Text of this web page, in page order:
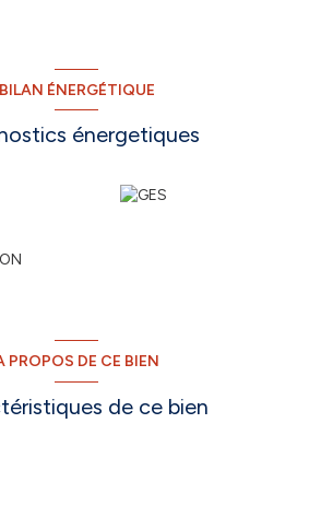
BILAN ÉNERGÉTIQUE
énergetiques
PROPOS DE CE BIEN
de ce bien